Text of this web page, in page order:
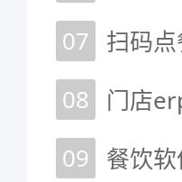
07 扫码
08
门店
09 餐饮